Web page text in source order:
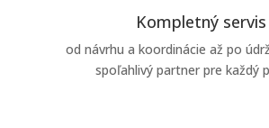
Kompletný servis
od návrhu a koordinácie až po
spoľahlivý partner pre každý